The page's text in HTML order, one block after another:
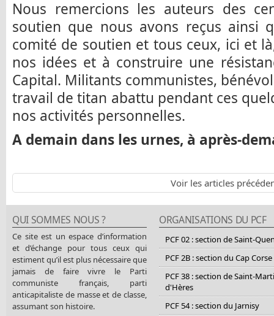
Nous remercions les auteurs des
soutien que nous avons reçus ainsi
comité de soutien et tous ceux, ici et
nos idées et à construire une
Capital. Militants communistes,
travail de titan abattu pendant ces
nos activités personnelles.
A demain dans les urnes, à après-
Voir les articles
QUI SOMMES NOUS ?
Ce site est un espace d’information
et d’échange pour tous ceux qui
estiment qu’il est plus nécessaire que
jamais de faire vivre le Parti
communiste français, parti
anticapitaliste de masse et de classe,
assumant son histoire.
ORGANISATIONS DU PCF
PCF 02 : section de Saint-
PCF 2B : section du Cap Corse
PCF 38 : section de Saint-
d'Hères
PCF 54 : section du Jarnisy